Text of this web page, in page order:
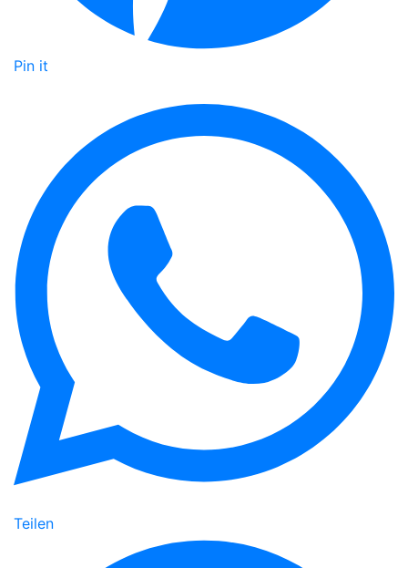
Pin it
Teilen